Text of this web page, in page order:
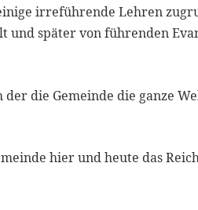
irreführende Lehren
und später von führenden
die Gemeinde die ganze
hier und heute das